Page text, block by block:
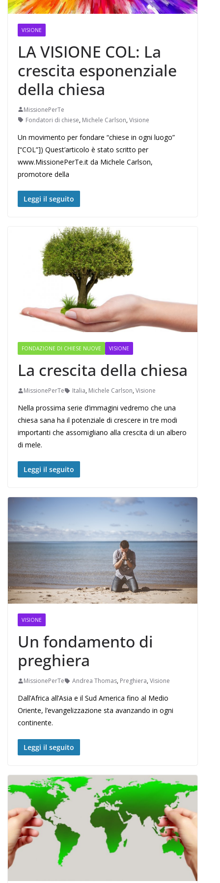
VISIONE
LA VISIONE COL: La
crescita esponenziale
della chiesa
MissionePerTe
Fondatori di chiese, Michele Carlson,Visione
Un movimento per fondare “chiese in ogni luogo”
[“COL”]) Quest’articolo è stato scritto per
www.MissionePerTe.it da Michele Carlson,
promotore della
Leggi il seguito
FONDAZIONE DI CHIESE NUOVE VISIONE
La crescita della chiesa
MissionePerTe Italia, Michele Carlson,Visione
Nella prossima serie d’immagini vedremo che una
chiesa sana ha il potenziale di crescere in tre modi
importanti che assomigliano alla crescita di un albero
di mele.
Leggi il seguito
VISIONE
Un fondamento di
preghiera
MissionePerTe Andrea Thomas, Preghiera,Visione
Dall’Africa all’Asia e il Sud America fino al Medio
Oriente, l’evangelizzazione sta avanzando in ogni
continente.
Leggi il seguito